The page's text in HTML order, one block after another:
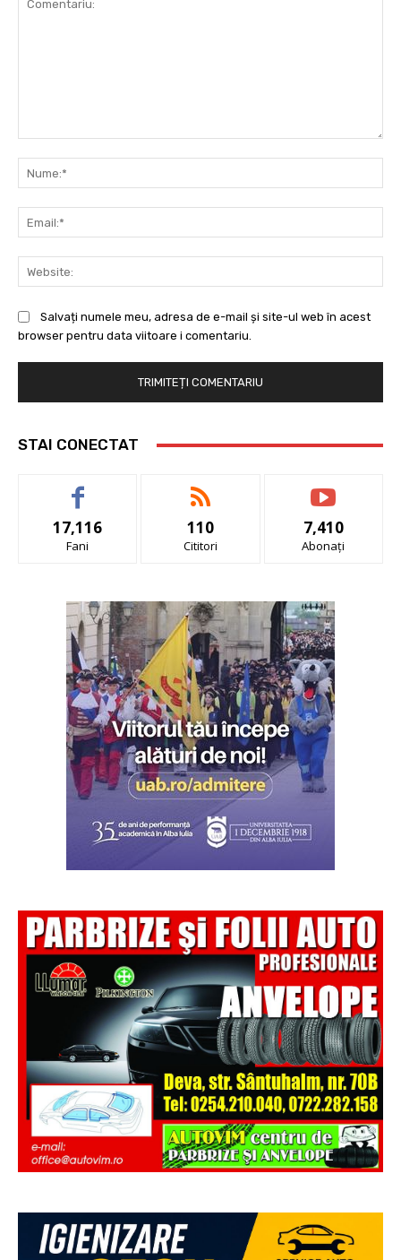
Salvați numele meu, adresa de e-mail și site-ul web în acest
browser pentru data viitoare i comentariu.
STAI CONECTAT
17,116
Fani
110
Cititori
7,410
Abonați